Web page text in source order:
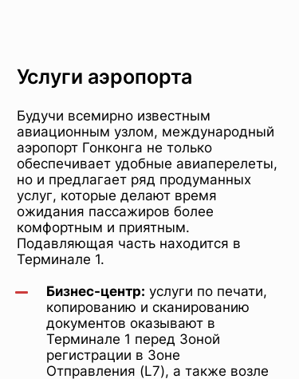
Услуги аэропорта
Будучи всемирно известным
авиационным узлом, международный
аэропорт Гонконга не только
обеспечивает удобные авиаперелеты,
но и предлагает ряд продуманных
услуг, которые делают время
ожидания пассажиров более
комфортным и приятным.
Подавляющая часть находится в
Терминале 1.
Бизнес-центр: услуги по печати,
копированию и сканированию
документов оказывают в
Терминале 1 перед Зоной
регистрации в Зоне
Отправления (L7), а также возле